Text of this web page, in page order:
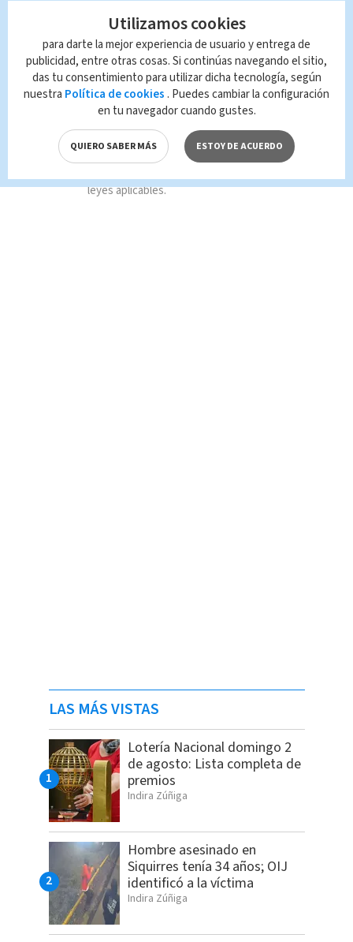
TAGS RELACIONADOS:
Deportes Fútbol
Queda prohibida la reproducción total o
que es propiedad de TELEDIARIO; su
reproducción no autorizada constituye una
leyes aplicables.
LAS MÁS VISTAS
Lotería Nacional domingo 2
de agosto: Lista completa de
premios
Indira Zúñiga
Hombre asesinado en
Siquirres tenía 34 años; OIJ
identificó a la víctima
Indira Zúñiga
Utilizamos cookies
para darte la mejor experiencia de usuario y entrega de
publicidad, entre otras cosas. Si continúas navegando el sitio,
das tu consentimiento para utilizar dicha tecnología, según
nuestra Política de cookies . Puedes cambiar la configuración
en tu navegador cuando gustes.
QUIERO SABER MÁS ESTOY DE ACUERDO